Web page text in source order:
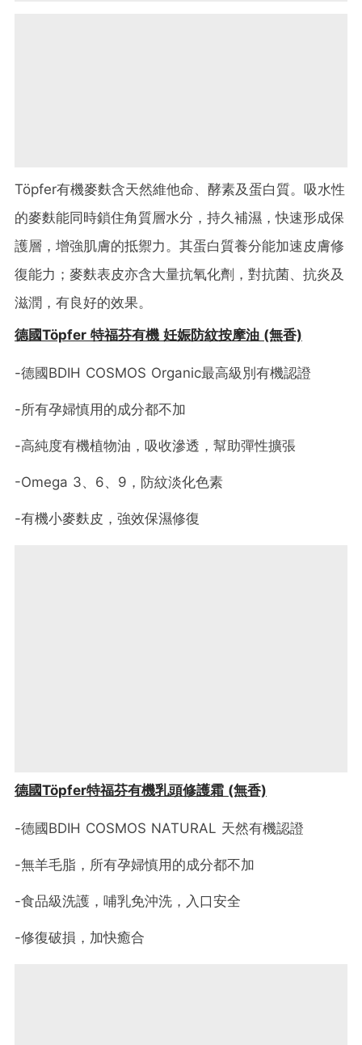
Töpfer有機麥麩含天然維他命、酵素及蛋白質。吸水性
的麥麩能同時鎖住角質層水分，持久補濕，快速形成保
護層，增強肌膚的抵禦力。其蛋白質養分能加速皮膚修
復能力；麥麩表皮亦含大量抗氧化劑，對抗菌、抗炎及
滋潤，有良好的效果。
德國Töpfer 特福芬有機 妊娠防紋按摩油 (無香)
-德國BDIH COSMOS Organic最高級別有機認證
-所有孕婦慎用的成分都不加
-高純度有機植物油，吸收滲透，幫助彈性擴張
-Omega 3、6、9，防紋淡化色素
-有機小麥麩皮，強效保濕修復
德國Töpfer特福芬有機乳頭修護霜 (無香)
-德國BDIH COSMOS NATURAL 天然有機認證
-無羊毛脂，所有孕婦慎用的成分都不加
-食品級洗護，哺乳免沖洗，入口安全
-修復破損，加快癒合